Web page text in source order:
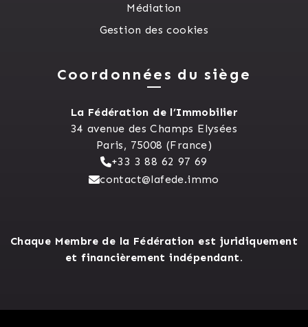
Médiation
Gestion des cookies
Coordonnées du siège
La Fédération de l’Immobilier
34 avenue des Champs Elysées
Paris, 75008 (France)
+33 3 88 62 97 69
contact@lafede.immo
Chaque Membre de la Fédération est juridiquement
et financièrement indépendant.